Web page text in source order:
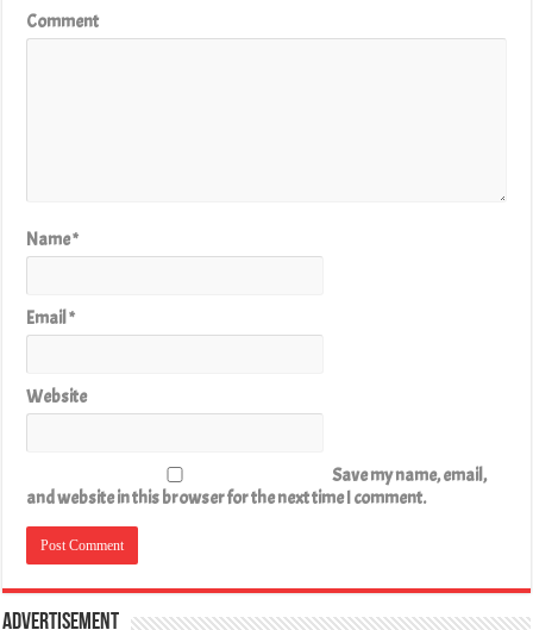
Comment
Name*
Email*
Website
Save my name, email,
and website in this browser for the next time I comment.
Advertisement